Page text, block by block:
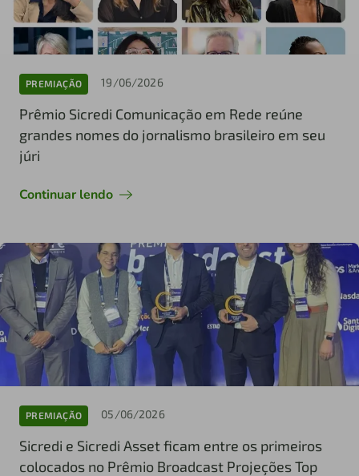
PREMIAÇÃO 19/06/2026
Prêmio Sicredi Comunicação em Rede reúne
grandes nomes do jornalismo brasileiro em seu
júri
Continuar lendo
PREMIAÇÃO 05/06/2026
Sicredi e Sicredi Asset ficam entre os primeiros
colocados no Prêmio Broadcast Projeções Top